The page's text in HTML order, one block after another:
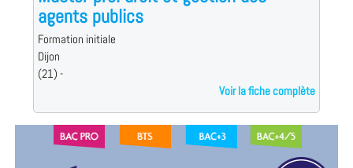
agents publics
Formation initiale
Dijon
(21) -
Voir la fiche complète